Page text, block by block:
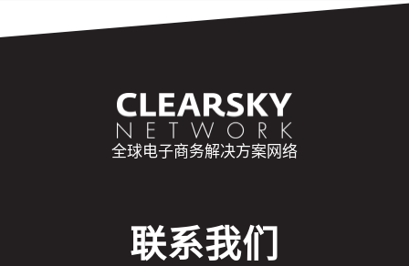
全球电子商务解决方案网络
联系我们